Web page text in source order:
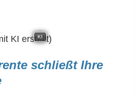
KI
schließt Ihre